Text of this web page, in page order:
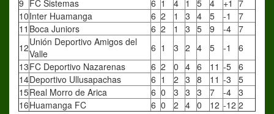
9 FC Sistemas 6 1 4 1 5 4 +1 7
10Inter Huamanga 6 2 1 3 4 5 -1
7
11 Boca Juniors 6 2 1 3 5 9 -4 7
12Unión Deportivo Amigos del
Valle
6 1 3 2 4 5 -1
6
13FC Deportivo Nazarenas 6 2 0 4 6 11 -5 6
14Deportivo Ullusapachas 6 1 2 3 8 11 -3
5
15Real Morro de Arica 6 0 3 3 3 7 -4 3
16Huamanga FC 6 0 2 4 0 12 -12 2